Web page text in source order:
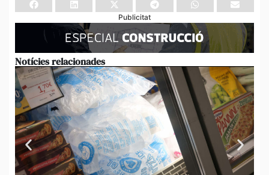
Publicitat
Notícies relacionades